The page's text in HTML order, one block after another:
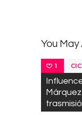
You May
1